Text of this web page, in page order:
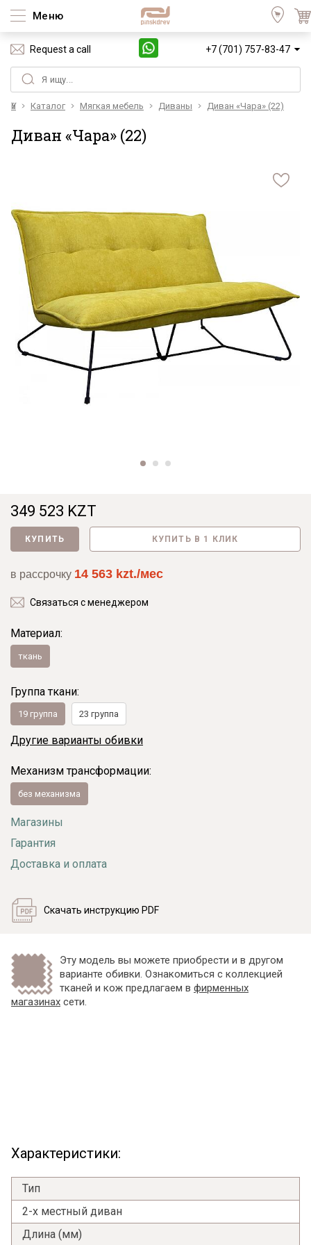
Меню
Request a call +7 (701) 757-83-47
Үй Каталог Мягкая мебель Диваны Диван «Чара» (22)
Диван «Чара» (22)
349 523 KZT
КУПИТЬ КУПИТЬ В 1 КЛИК
в рассрочку 14 563 kzt./мес
Связаться с менеджером
Материал:
ткань
Группа ткани:
19 группа 23 группа
Другие варианты обивки
Механизм трансформации:
без механизма
Магазины
Гарантия
Доставка и оплата
Скачать инструкцию PDF
Эту модель вы можете приобрести и в другом
варианте обивки. Ознакомиться с коллекцией
тканей и кож предлагаем в фирменных
магазинах сети.
Характеристики:
Тип
2-х местный диван
Длина (мм)